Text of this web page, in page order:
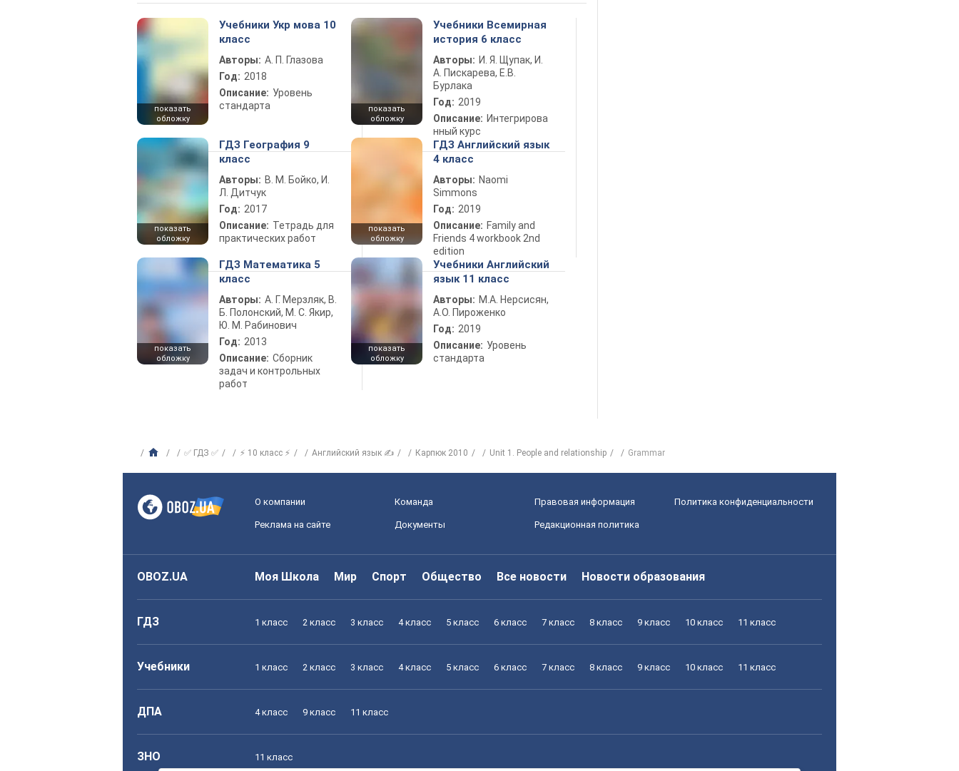
показать
обложку
Учебники Укр мова 10
класс
Авторы: А. П. Глазова
Год: 2018
Описание: Уровень
стандарта
показать
обложку
Учебники Всемирная
история 6 класс
Авторы: И. Я. Щупак, И.
А. Пискарева, Е.В.
Бурлака
Год: 2019
Описание: Интегрирова
нный курс
показать
обложку
ГДЗ География 9
класс
Авторы: В. М. Бойко, И.
Л. Дитчук
Год: 2017
Описание: Тетрадь для
практических работ
показать
обложку
ГДЗ Английский язык
4 класс
Авторы: Naomi
Simmons
Год: 2019
Описание: Family and
Friends 4 workbook 2nd
edition
показать
обложку
ГДЗ Математика 5
класс
Авторы: А. Г. Мерзляк, В.
Б. Полонский, М. С. Якир,
Ю. М. Рабинович
Год: 2013
Описание: Сборник
задач и контрольных
работ
показать
обложку
Учебники Английский
язык 11 класс
Авторы: М.А. Нерсисян,
А.О. Пироженко
Год: 2019
Описание: Уровень
стандарта
✅ ГДЗ ✅ ⚡ 10 класс ⚡ Английский язык ✍ Карпюк 2010 Unit 1. People and relationship Grammar
О компании Команда Правовая информация Политика конфиденциальности
Реклама на сайте Документы Редакционная политика
OBOZ.UA Моя Школа Мир Спорт Общество Все новости Новости образования
ГДЗ 1 класс 2 класс 3 класс 4 класс 5 класс 6 класс 7 класс 8 класс 9 класс 10 класс 11 класс
Учебники 1 класс 2 класс 3 класс 4 класс 5 класс 6 класс 7 класс 8 класс 9 класс 10 класс 11 класс
ДПА 4 класс 9 класс 11 класс
ЗНО 11 класс